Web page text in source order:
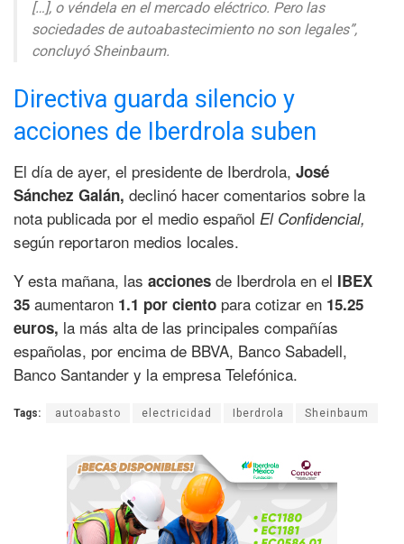
[…], o véndela en el mercado eléctrico. Pero las
sociedades de autoabastecimiento no son legales”,
concluyó Sheinbaum.
Directiva guarda silencio y
acciones de Iberdrola suben
El día de ayer, el presidente de Iberdrola, José
Sánchez Galán, declinó hacer comentarios sobre la
nota publicada por el medio español El Confidencial,
según reportaron medios locales.
Y esta mañana, las acciones de Iberdrola en el IBEX
35 aumentaron 1.1 por ciento para cotizar en 15.25
euros, la más alta de las principales compañías
españolas, por encima de BBVA, Banco Sabadell,
Banco Santander y la empresa Telefónica.
Tags: autoabasto electricidad Iberdrola Sheinbaum